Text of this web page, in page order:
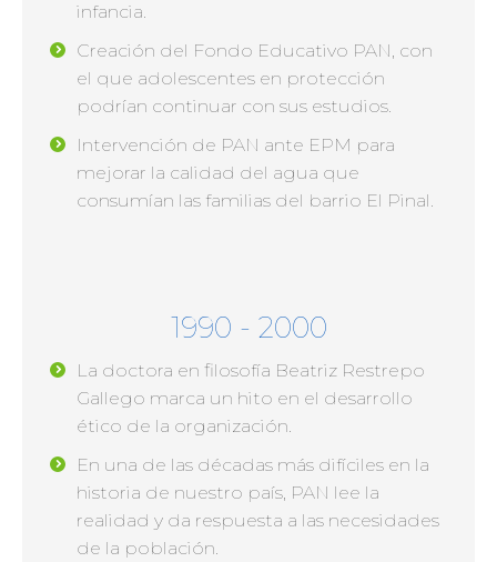
infancia.
Creación del Fondo Educativo PAN, con
el que adolescentes en protección
podrían continuar con sus estudios.
Intervención de PAN ante EPM para
mejorar la calidad del agua que
consumían las familias del barrio El Pinal.
1990 - 2000
La doctora en filosofía Beatriz Restrepo
Gallego marca un hito en el desarrollo
ético de la organización.
En una de las décadas más difíciles en la
historia de nuestro país, PAN lee la
realidad y da respuesta a las necesidades
de la población.